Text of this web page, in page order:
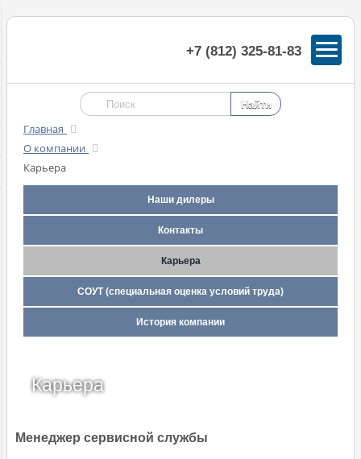
+7 (812) 325-81-83
Главная
О компании
Карьера
Наши дилеры
Контакты
Карьера
СОУТ (специальная оценка условий труда)
История компании
Карьера
Менеджер сервисной службы